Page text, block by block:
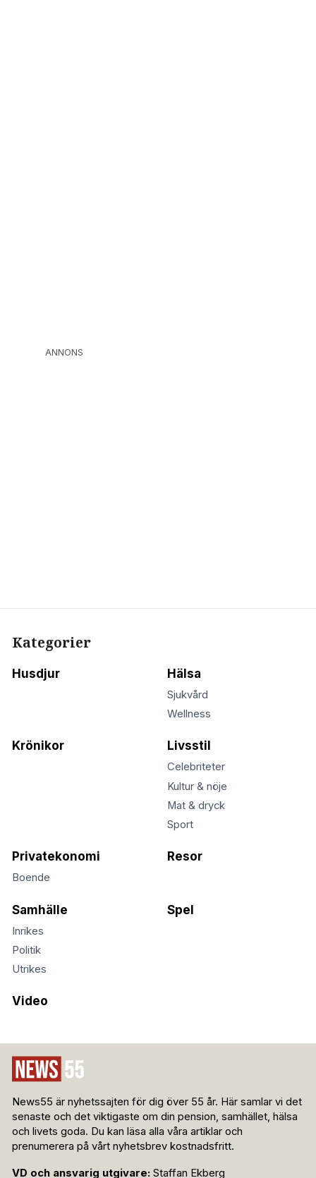
ANNONS
Kategorier
Husdjur Hälsa
Sjukvård
Wellness
Krönikor Livsstil
Celebriteter
Kultur & nöje
Mat & dryck
Sport
Privatekonomi
Boende
Resor
Samhälle
Inrikes
Politik
Utrikes
Spel
Video
News55 är nyhetssajten för dig över 55 år. Här samlar vi det
senaste och det viktigaste om din pension, samhället, hälsa
och livets goda. Du kan läsa alla våra artiklar och
prenumerera på vårt nyhetsbrev kostnadsfritt.
VD och ansvarig utgivare: Staffan Ekberg